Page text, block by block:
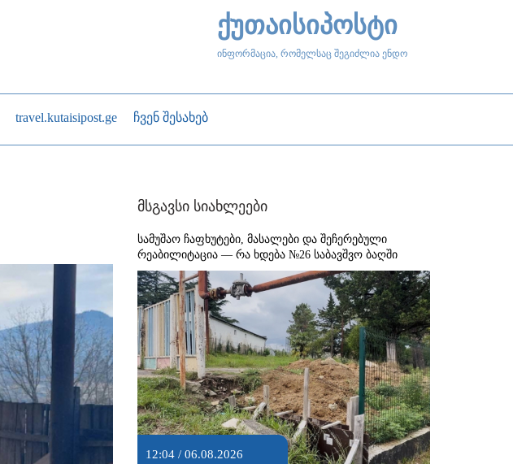
ქუთაისიპოსტი
ინფორმაცია, რომელსაც შეგიძლია ენდო
travel.kutaisipost.ge ჩვენ შესახებ
მსგავსი სიახლეები
სამუშაო ჩაფხუტები, მასალები და შეჩერებული
რეაბილიტაცია — რა ხდება №26 საბავშვო ბაღში
12:04 / 06.08.2026